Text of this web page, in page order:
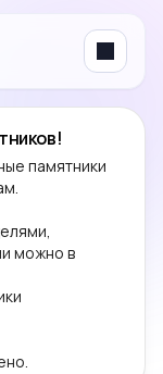
Menu
памятники
можно в